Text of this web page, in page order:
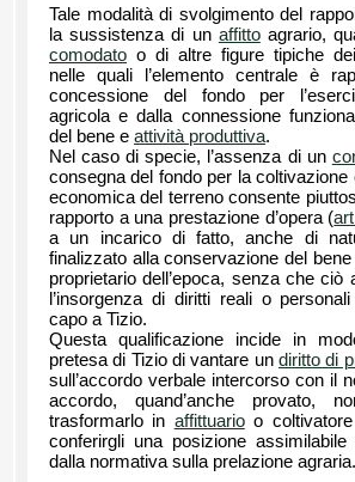
Tale modalità di svolgimento del
la sussistenza di un affittoagrario,
comodato o di altre figure tipiche
nelle quali l’elemento centrale è
concessione del fondo per
agricola e dalla connessione
del bene e attività produttiva.
Nel caso di specie, l’assenza di un
consegna del fondo per la coltivazione
economica del terreno consente
rapporto a una prestazione d’opera (
a un incarico di fatto, anche di
finalizzato alla conservazione del bene
proprietario dell’epoca, senza che ciò
l’insorgenza di diritti reali o
capo a Tizio.
Questa qualificazione incide in
pretesa di Tizio di vantare un diritto di
sull’accordo verbale intercorso con il
accordo, quand’anche provato,
trasformarlo in affittuarioo
conferirgli una posizione
dalla normativa sulla prelazione agraria.